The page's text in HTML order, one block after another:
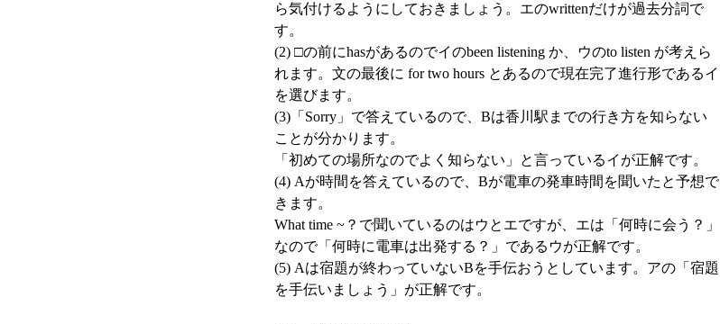
ら気付けるようにしておきましょう。エのwrittenだけが過去分詞で
す。
(2) □の前にhasがあるのでイのbeen listening か、ウのto listen が考えら
れます。文の最後に for two hours とあるので現在完了進行形であるイ
を選びます。
(3)「Sorry」で答えているので、Bは香川駅までの行き方を知らない
ことが分かります。
「初めての場所なのでよく知らない」と言っているイが正解です。
(4) Aが時間を答えているので、Bが電車の発車時間を聞いたと予想で
きます。
What time ~？で聞いているのはウとエですが、エは「何時に会う？」
なので「何時に電車は出発する？」であるウが正解です。
(5) Aは宿題が終わっていないBを手伝おうとしています。アの「宿題
を手伝いましょう」が正解です。